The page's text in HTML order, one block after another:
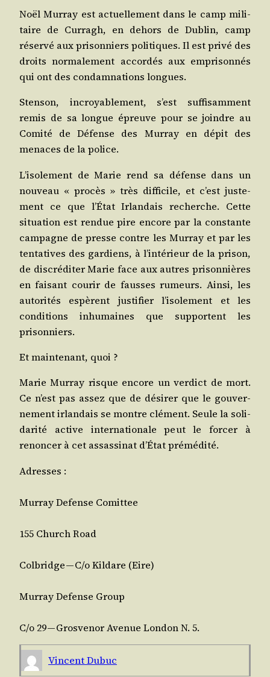
Noël Mur­ray est actuel­le­ment dans le camp mili­
taire de Cur­ragh, en dehors de Dublin, camp
réser­vé aux pri­son­niers poli­tiques. Il est pri­vé des
droits nor­ma­le­ment accor­dés aux empri­son­nés
qui ont des condam­na­tions longues.
Sten­son, incroya­ble­ment, s’est suf­fi­sam­ment
remis de sa longue épreuve pour se joindre au
Comi­té de Défense des Mur­ray en dépit des
menaces de la police.
L’i­so­le­ment de Marie rend sa défense dans un
nou­veau « pro­cès » très dif­fi­cile, et c’est jus­te­
ment ce que l’É­tat Irlan­dais recherche. Cette
situa­tion est ren­due pire encore par la constante
cam­pagne de presse contre les Mur­ray et par les
ten­ta­tives des gar­diens, à l’in­té­rieur de la pri­son,
de dis­cré­di­ter Marie face aux autres pri­son­nières
en fai­sant cou­rir de fausses rumeurs. Ain­si, les
auto­ri­tés espèrent jus­ti­fier l’i­so­le­ment et les
condi­tions inhu­maines que sup­portent les
prisonniers.
Et main­te­nant, quoi ?
Marie Mur­ray risque encore un ver­dict de mort.
Ce n’est pas assez que de dési­rer que le gou­ver­
ne­ment irlan­dais se montre clé­ment. Seule la soli­
da­ri­té active inter­na­tio­nale peut le for­cer à
renon­cer à cet assas­si­nat d’É­tat prémédité.
Adresses :
Mur­ray Defense Comittee
155 Church Road
Col­bridge — C/​o Kil­dare (Eire)
Mur­ray Defense Group
C/​o 29 — Gros­ve­nor Ave­nue Lon­don N. 5.
Vincent Dubuc